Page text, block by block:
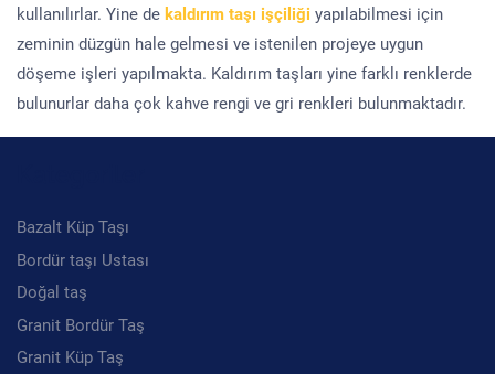
kullanılırlar. Yine de kaldırım taşı işçiliği yapılabilmesi için
zeminin düzgün hale gelmesi ve istenilen projeye uygun
döşeme işleri yapılmakta. Kaldırım taşları yine farklı renklerde
bulunurlar daha çok kahve rengi ve gri renkleri bulunmaktadır.
Bazalt Küp Taşı
Bordür taşı Ustası
Doğal taş
Granit Bordür Taş
Granit Küp Taş